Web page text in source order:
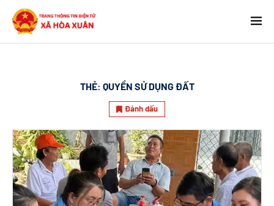
THẺ: QUYỀN SỬ DỤNG ĐẤT
Đánh dấu